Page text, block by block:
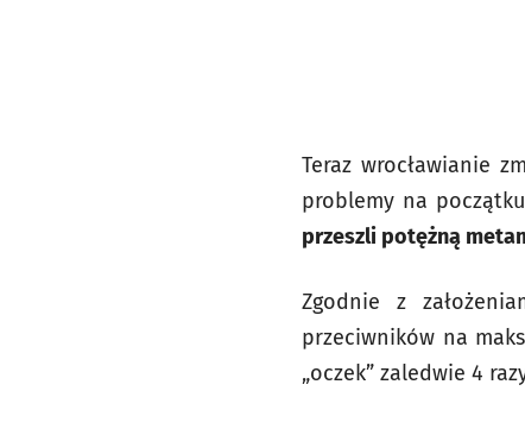
Teraz wrocławianie
problemy na
przeszli potężną
Zgodnie z
przeciwników na
„oczek” zaledwie 4